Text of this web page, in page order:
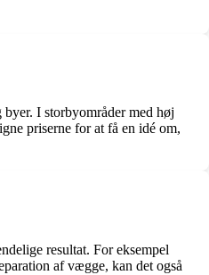
I storbyområder med høj
priserne for at få en idé om,
resultat. For eksempel
af vægge, kan det også